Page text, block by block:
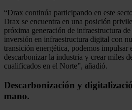
“Drax continúa participando en este
Drax se encuentra en una posición
próxima generación de infraestructura
inversión en infraestructura digital con
transición energética, podemos impulsar
descarbonizar la industria y crear miles
cualificados en el Norte”, añadió.
Descarbonización y
mano.